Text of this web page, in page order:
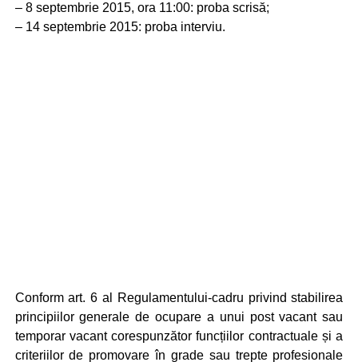
– 8 septembrie 2015, ora 11:00: proba scrisă;
– 14 septembrie 2015: proba interviu.
Conform art. 6 al Regulamentului-cadru privind stabilirea
principiilor generale de ocupare a unui post vacant sau
temporar vacant corespunzător funcțiilor contractuale și a
criteriilor de promovare în grade sau trepte profesionale